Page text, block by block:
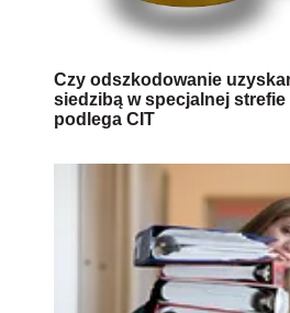
Czy odszkodowanie
siedzibą w specjalnej
podlega CIT